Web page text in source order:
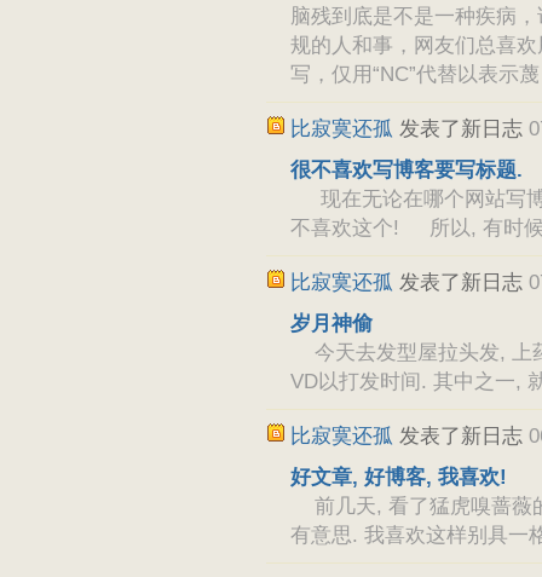
脑残到底是不是一种疾病
规的人和事，网友们总喜
写，仅用“NC”代替以表示蔑
比寂寞还孤 发表了新日志
很不喜欢写博客要写标题.
现在无论在哪个网站写
不喜欢这个! 所以, 有时
比寂寞还孤 发表了新日志
岁月神偷
今天去发型屋拉头发, 上
VD以打发时间. 其中之一,
比寂寞还孤 发表了新日志
好文章, 好博客, 我喜欢!
前几天, 看了猛虎嗅蔷薇
有意思. 我喜欢这样别具